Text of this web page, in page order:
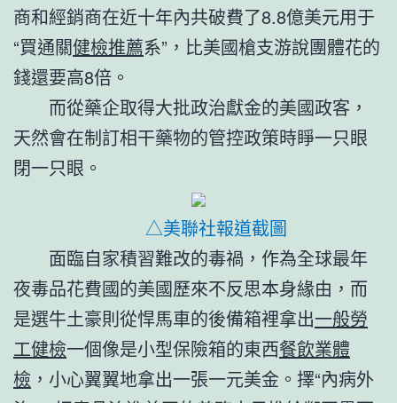
商和經銷商在近十年內共破費了8.8億美元用于
“買通關健檢推薦系”，比美國槍支游說團體花的
錢還要高8倍。
而從藥企取得大批政治獻金的美國政客，
天然會在制訂相干藥物的管控政策時睜一只眼
閉一只眼。
△美聯社報道截圖
面臨自家積習難改的毒禍，作為全球最年
夜毒品花費國的美國歷來不反思本身緣由，而
是選牛土豪則從悍馬車的後備箱裡拿出一般勞
工健檢一個像是小型保險箱的東西餐飲業體
檢 ，小心翼翼地拿出一張一元美金。擇“內病外